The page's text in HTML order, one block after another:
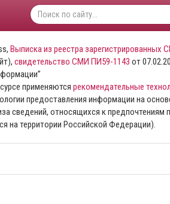
Выписка из реестра зарегистрированных
свидетельство СМИ ПИ59-1143 от
применяются рекомендательные
предоставления информации на
сведений, относящихся к предпочтениям
на территории Российской Федерации).